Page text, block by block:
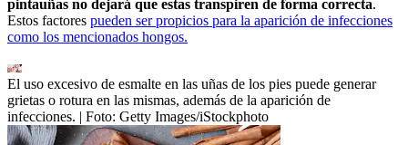
pintauñas no dejará que estas transpiren de forma correcta.
Estos factores pueden ser propicios para la aparición de infecciones
como los mencionados hongos.
El uso excesivo de esmalte en las uñas de los pies puede generar
grietas o rotura en las mismas, además de la aparición de
infecciones. | Foto: Getty Images/iStockphoto